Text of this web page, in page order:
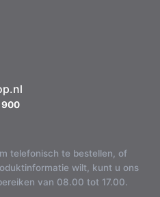
900
telefonisch te bestellen, of
wilt, kunt u ons
van 08.00 tot 17.00.